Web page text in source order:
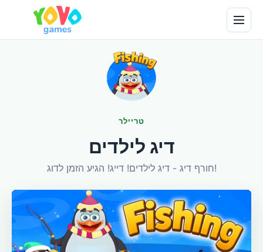
טריילר
דיג לילדים
חורף דיג - דיג לילדים! דייג! הגיע הזמן לדוג!